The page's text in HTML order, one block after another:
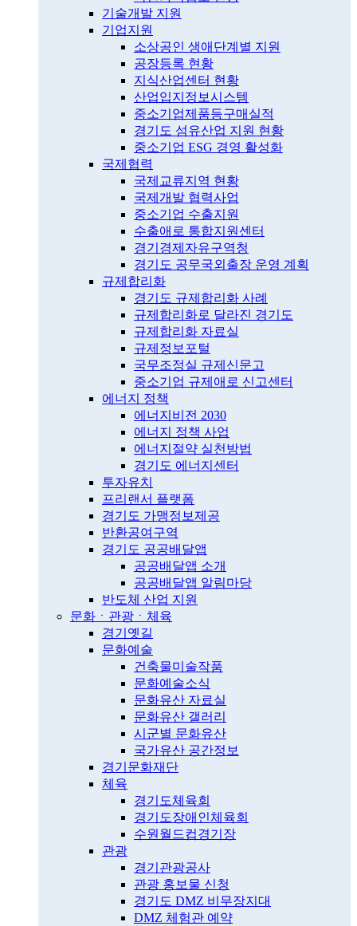
기술개발 지원
기업지원
소상공인 생애단계별 지원
공장등록 현황
지식산업센터 현황
산업입지정보시스템
중소기업제품등구매실적
경기도 섬유산업 지원 현황
중소기업 ESG 경영 활성화
국제협력
국제교류지역 현황
국제개발 협력사업
중소기업 수출지원
수출애로 통합지원센터
경기경제자유구역청
경기도 공무국외출장 운영 계획
규제합리화
경기도 규제합리화 사례
규제합리화로 달라진 경기도
규제합리화 자료실
규제정보포털
국무조정실 규제신문고
중소기업 규제애로 신고센터
에너지 정책
에너지비전 2030
에너지 정책 사업
에너지절약 실천방법
경기도 에너지센터
투자유치
프리랜서 플랫폼
경기도 가맹정보제공
반환공여구역
경기도 공공배달앱
공공배달앱 소개
공공배달앱 알림마당
반도체 산업 지원
문화ㆍ관광ㆍ체육
경기옛길
문화예술
건축물미술작품
문화예술소식
문화유산 자료실
문화유산 갤러리
시군별 문화유산
국가유산 공간정보
경기문화재단
체육
경기도체육회
경기도장애인체육회
수원월드컵경기장
관광
경기관광공사
관광 홍보물 신청
경기도 DMZ 비무장지대
DMZ 체험관 예약